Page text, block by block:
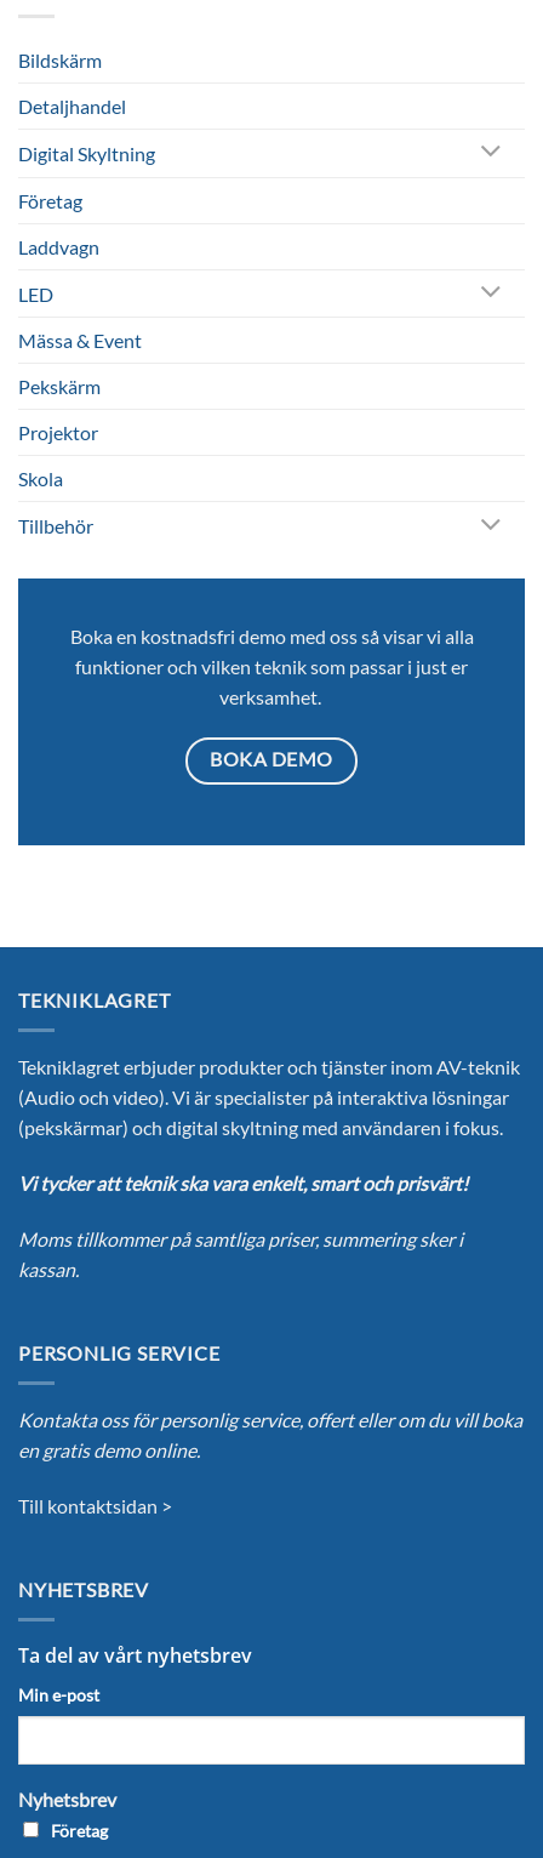
Bildskärm
Detaljhandel
Digital Skyltning
Företag
Laddvagn
LED
Mässa & Event
Pekskärm
Projektor
Skola
Tillbehör
Boka en kostnadsfri demo med oss så visar vi alla
funktioner och vilken teknik som passar i just er
verksamhet.
BOKA DEMO
TEKNIKLAGRET
Tekniklagret erbjuder produkter och tjänster inom AV-teknik
(Audio och video). Vi är specialister på interaktiva lösningar
(pekskärmar) och digital skyltning med användaren i fokus.
Vi tycker att teknik ska vara enkelt, smart och prisvärt!
Moms tillkommer på samtliga priser, summering sker i
kassan.
PERSONLIG SERVICE
Kontakta oss för personlig service, offert eller om du vill boka
en gratis demo online.
Till kontaktsidan >
NYHETSBREV
Ta del av vårt nyhetsbrev
Min e-post
Nyhetsbrev
Företag